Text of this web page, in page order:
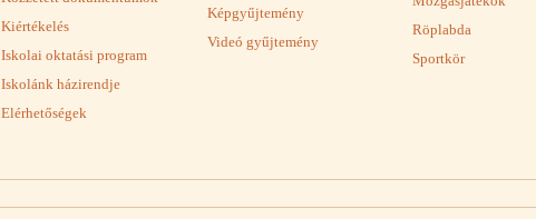
Kiértékelés
Iskolai oktatási program
Iskolánk házirendje
Elérhetőségek
Képgyűjtemény
Videó gyűjtemény
Röplabda
Sportkör